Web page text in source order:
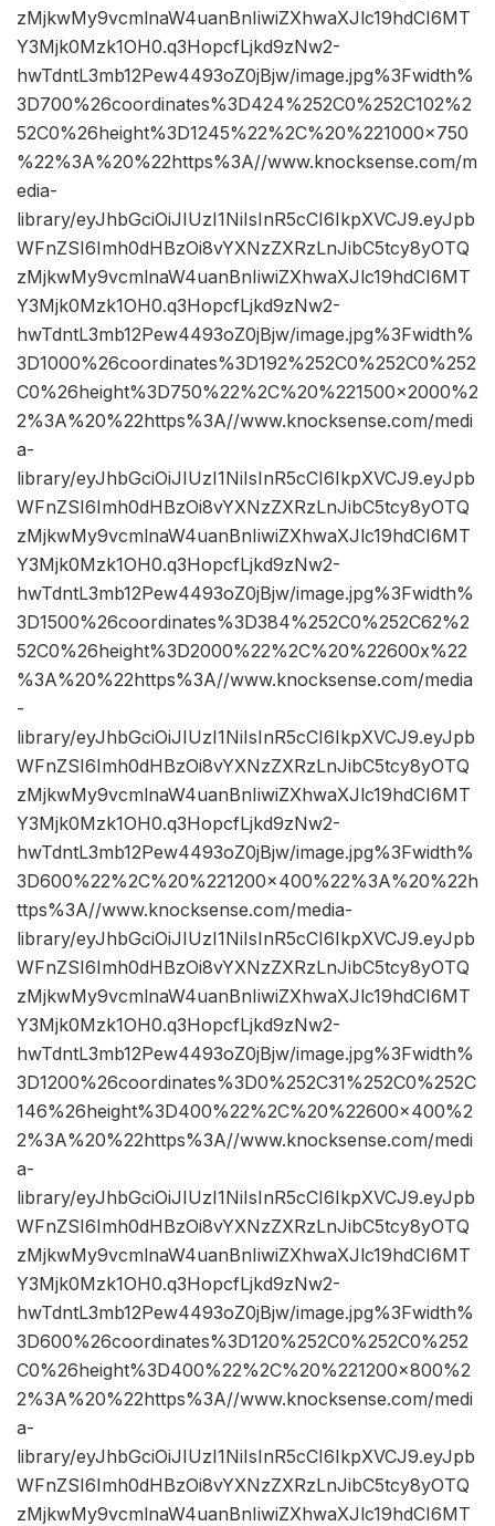
zMjkwMy9vcmlnaW4uanBnIiwiZXhwaXJlc19hdCI6MT
Y3Mjk0Mzk1OH0.q3HopcfLjkd9zNw2-
hwTdntL3mb12Pew4493oZ0jBjw/image.jpg%3Fwidth%
3D700%26coordinates%3D424%252C0%252C102%2
52C0%26height%3D1245%22%2C%20%221000×750
%22%3A%20%22https%3A//www.knocksense.com/m
edia-
library/eyJhbGciOiJIUzI1NiIsInR5cCI6IkpXVCJ9.eyJpb
WFnZSI6Imh0dHBzOi8vYXNzZXRzLnJibC5tcy8yOTQ
zMjkwMy9vcmlnaW4uanBnIiwiZXhwaXJlc19hdCI6MT
Y3Mjk0Mzk1OH0.q3HopcfLjkd9zNw2-
hwTdntL3mb12Pew4493oZ0jBjw/image.jpg%3Fwidth%
3D1000%26coordinates%3D192%252C0%252C0%252
C0%26height%3D750%22%2C%20%221500×2000%2
2%3A%20%22https%3A//www.knocksense.com/medi
a-
library/eyJhbGciOiJIUzI1NiIsInR5cCI6IkpXVCJ9.eyJpb
WFnZSI6Imh0dHBzOi8vYXNzZXRzLnJibC5tcy8yOTQ
zMjkwMy9vcmlnaW4uanBnIiwiZXhwaXJlc19hdCI6MT
Y3Mjk0Mzk1OH0.q3HopcfLjkd9zNw2-
hwTdntL3mb12Pew4493oZ0jBjw/image.jpg%3Fwidth%
3D1500%26coordinates%3D384%252C0%252C62%2
52C0%26height%3D2000%22%2C%20%22600x%22
%3A%20%22https%3A//www.knocksense.com/media
-
library/eyJhbGciOiJIUzI1NiIsInR5cCI6IkpXVCJ9.eyJpb
WFnZSI6Imh0dHBzOi8vYXNzZXRzLnJibC5tcy8yOTQ
zMjkwMy9vcmlnaW4uanBnIiwiZXhwaXJlc19hdCI6MT
Y3Mjk0Mzk1OH0.q3HopcfLjkd9zNw2-
hwTdntL3mb12Pew4493oZ0jBjw/image.jpg%3Fwidth%
3D600%22%2C%20%221200×400%22%3A%20%22h
ttps%3A//www.knocksense.com/media-
library/eyJhbGciOiJIUzI1NiIsInR5cCI6IkpXVCJ9.eyJpb
WFnZSI6Imh0dHBzOi8vYXNzZXRzLnJibC5tcy8yOTQ
zMjkwMy9vcmlnaW4uanBnIiwiZXhwaXJlc19hdCI6MT
Y3Mjk0Mzk1OH0.q3HopcfLjkd9zNw2-
hwTdntL3mb12Pew4493oZ0jBjw/image.jpg%3Fwidth%
3D1200%26coordinates%3D0%252C31%252C0%252C
146%26height%3D400%22%2C%20%22600×400%2
2%3A%20%22https%3A//www.knocksense.com/medi
a-
library/eyJhbGciOiJIUzI1NiIsInR5cCI6IkpXVCJ9.eyJpb
WFnZSI6Imh0dHBzOi8vYXNzZXRzLnJibC5tcy8yOTQ
zMjkwMy9vcmlnaW4uanBnIiwiZXhwaXJlc19hdCI6MT
Y3Mjk0Mzk1OH0.q3HopcfLjkd9zNw2-
hwTdntL3mb12Pew4493oZ0jBjw/image.jpg%3Fwidth%
3D600%26coordinates%3D120%252C0%252C0%252
C0%26height%3D400%22%2C%20%221200×800%2
2%3A%20%22https%3A//www.knocksense.com/medi
a-
library/eyJhbGciOiJIUzI1NiIsInR5cCI6IkpXVCJ9.eyJpb
WFnZSI6Imh0dHBzOi8vYXNzZXRzLnJibC5tcy8yOTQ
zMjkwMy9vcmlnaW4uanBnIiwiZXhwaXJlc19hdCI6MT